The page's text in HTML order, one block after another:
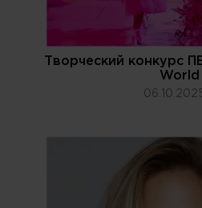
Творческий конкурс
World